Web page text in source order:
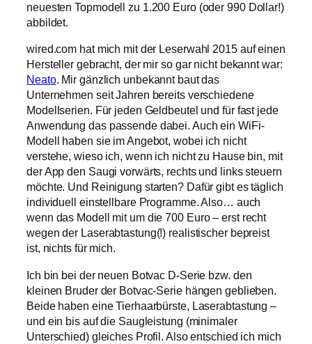
neuesten Topmodell zu 1.200 Euro (oder 990 Dollar!)
abbildet.
wired.com hat mich mit der Leserwahl 2015 auf einen
Hersteller gebracht, der mir so gar nicht bekannt war:
Neato. Mir gänzlich unbekannt baut das
Unternehmen seit Jahren bereits verschiedene
Modellserien. Für jeden Geldbeutel und für fast jede
Anwendung das passende dabei. Auch ein WiFi-
Modell haben sie im Angebot, wobei ich nicht
verstehe, wieso ich, wenn ich nicht zu Hause bin, mit
der App den Saugi vorwärts, rechts und links steuern
möchte. Und Reinigung starten? Dafür gibt es täglich
individuell einstellbare Programme. Also… auch
wenn das Modell mit um die 700 Euro – erst recht
wegen der Laserabtastung(!) realistischer bepreist
ist, nichts für mich.
Ich bin bei der neuen Botvac D-Serie bzw. den
kleinen Bruder der Botvac-Serie hängen geblieben.
Beide haben eine Tierhaarbürste, Laserabtastung –
und ein bis auf die Saugleistung (minimaler
Unterschied) gleiches Profil. Also entschied ich mich